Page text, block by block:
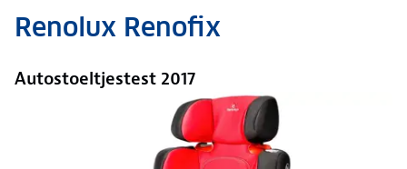
Renolux Renofix
Autostoeltjestest 2017